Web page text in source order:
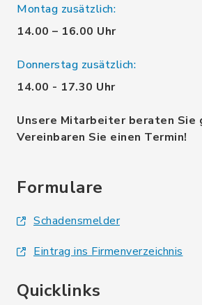
Montag zusätzlich:
14.00 – 16.00 Uhr
Donnerstag zusätzlich:
14.00 - 17.30 Uhr
Unsere Mitarbeiter beraten Sie
Vereinbaren Sie einen Termin!
Formulare
Schadensmelder
Eintrag ins Firmenverzeichnis
Quicklinks